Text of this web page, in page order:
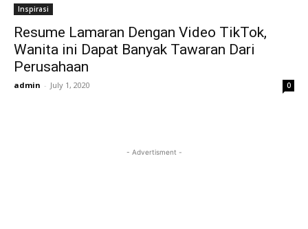
Inspirasi
Resume Lamaran Dengan Video TikTok,
Wanita ini Dapat Banyak Tawaran Dari
Perusahaan
admin - July 1, 2020 0
- Advertisment -